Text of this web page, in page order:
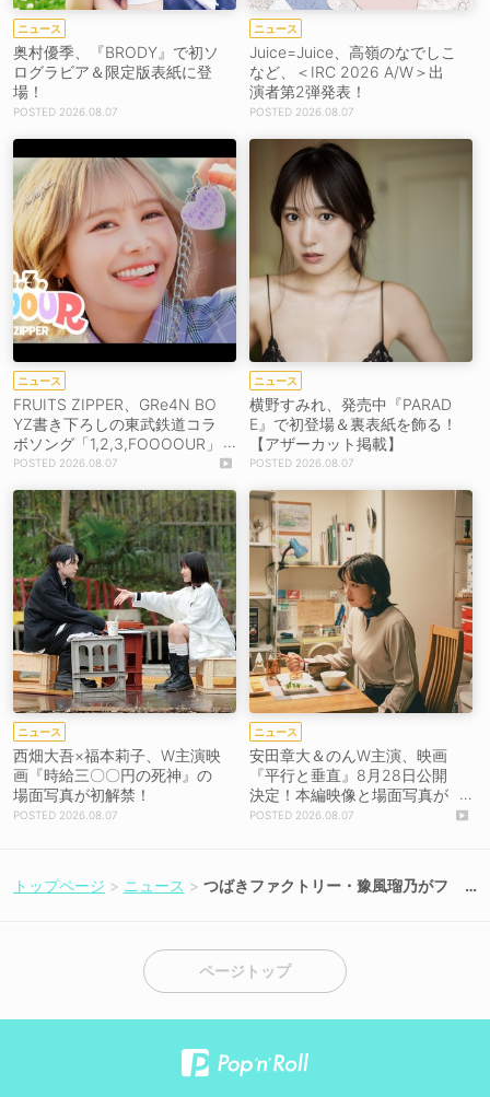
ニュース
奥村優季、『BRODY』で初ソ
ログラビア＆限定版表紙に登
場！
2026.08.07
ニュース
Juice=Juice、高嶺のなでしこ
など、＜IRC 2026 A/W＞出
演者第2弾発表！
2026.08.07
ニュース
FRUITS ZIPPER、GRe4N BO
YZ書き下ろしの東武鉄道コラ
ボソング「1,2,3,FOOOOUR」
をリリース＆MV公開！
2026.08.07
ニュース
横野すみれ、発売中『PARAD
E』で初登場＆裏表紙を飾る！
【アザーカット掲載】
2026.08.07
ニュース
西畑大吾×福本莉子、W主演映
画『時給三〇〇円の死神』の
場面写真が初解禁！
2026.08.07
ニュース
安田章大＆のんW主演、映画
『平行と垂直』8月28日公開
決定！本編映像と場面写真が
初解禁！2026.08.07
トップページ ニュース
つばきファクトリー・豫風瑠乃がフ
ページトップ